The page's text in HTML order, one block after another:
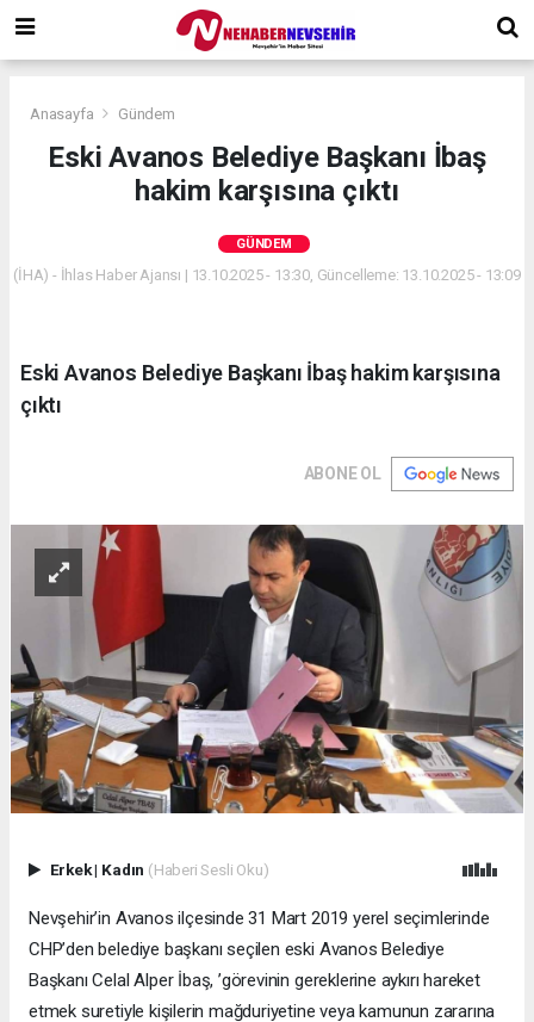
Anasayfa Gündem
Eski Avanos Belediye Başkanı İbaş
hakim karşısına çıktı
GÜNDEM
(İHA) - İhlas Haber Ajansı | 13.10.2025 - 13:30, Güncelleme: 13.10.2025 - 13:09
Eski Avanos Belediye Başkanı İbaş hakim karşısına
çıktı
ABONE OL
Erkek| Kadın (Haberi Sesli Oku)
Nevşehir’in Avanos ilçesinde 31 Mart 2019 yerel seçimlerinde
CHP’den belediye başkanı seçilen eski Avanos Belediye
Başkanı Celal Alper İbaş, ’görevinin gereklerine aykırı hareket
etmek suretiyle kişilerin mağduriyetine veya kamunun zararına